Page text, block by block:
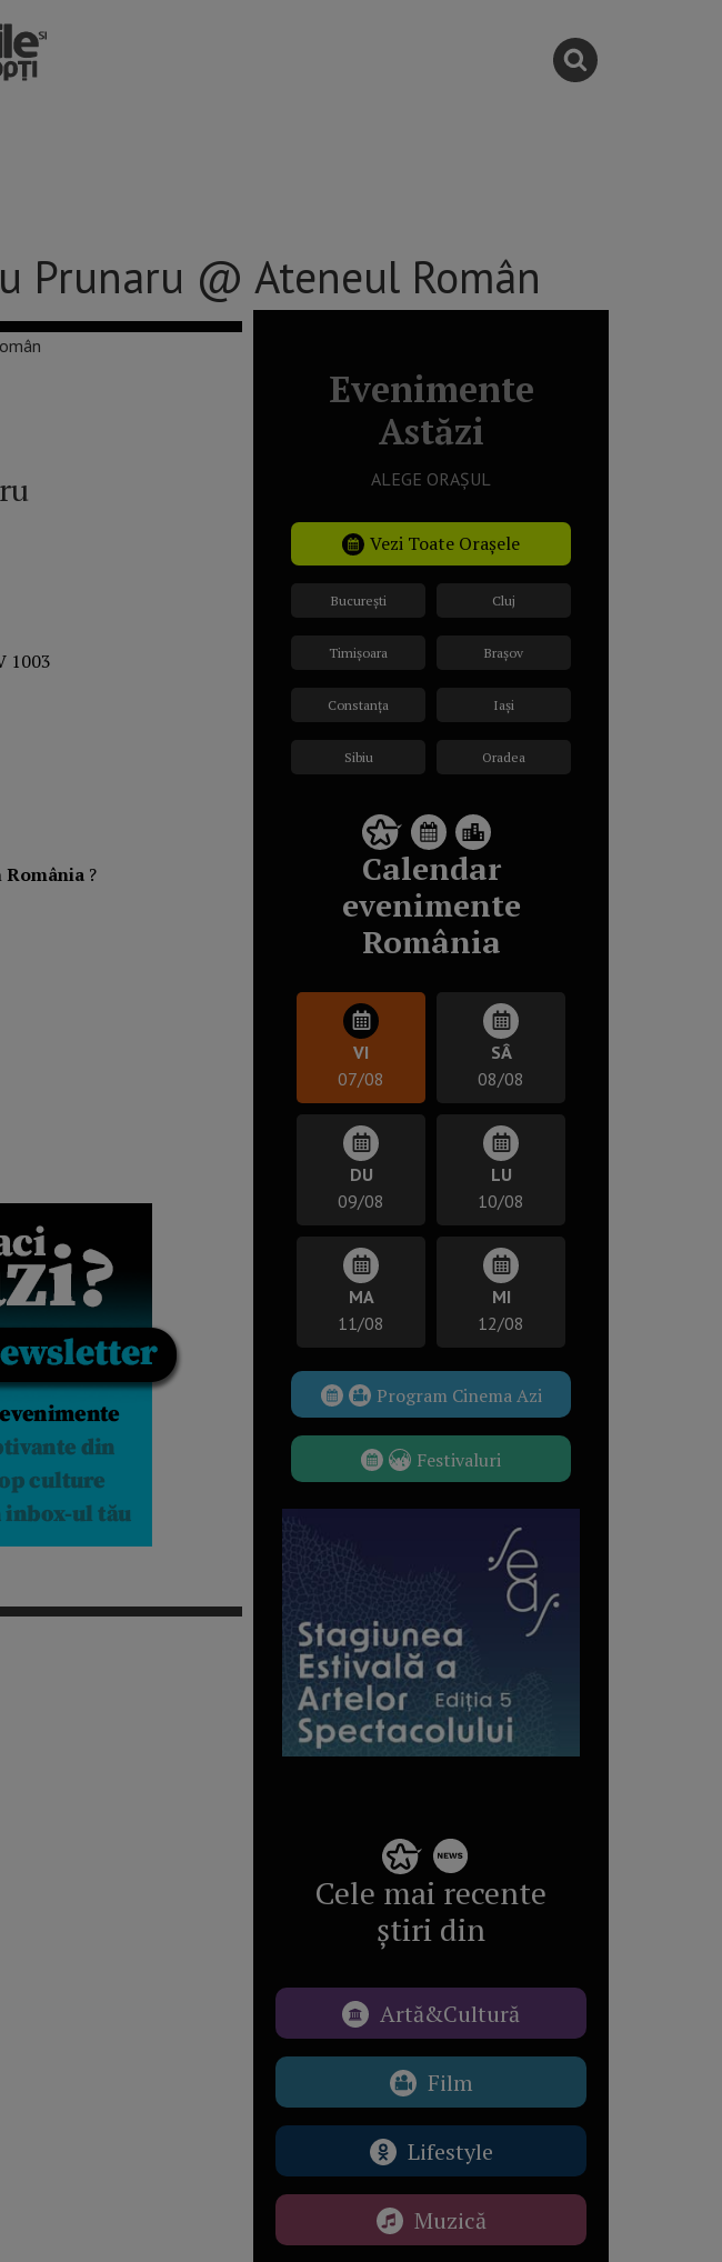
Prunaru @ Ateneul Român
1003
România ?
Evenimente
Astăzi
ALEGE ORAȘUL
Vezi Toate Orașele
București
Timișoara
Constanța
Sibiu
Cluj
Brașov
Iași
Oradea
Calendar
evenimente
România
VI
07/08
SÂ
08/08
DU
09/08
LU
10/08
MA
11/08
MI
12/08
Program Cinema Azi
Festivaluri
Cele mai recente
știri din
Artă&Cultură
Film
Lifestyle
Muzică